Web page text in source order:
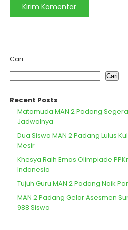
Cari
Cari
Recent Posts
Matamuda MAN 2 Padang
Jadwalnya
Dua Siswa MAN 2 Padang Lulus
Mesir
Khesya Raih Emas Olimpiade
Indonesia
Tujuh Guru MAN 2 Padang Naik
MAN 2 Padang Gelar Asesmen
988 Siswa